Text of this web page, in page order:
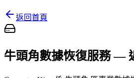
返回首頁
牛頭角數據恢復服務 —